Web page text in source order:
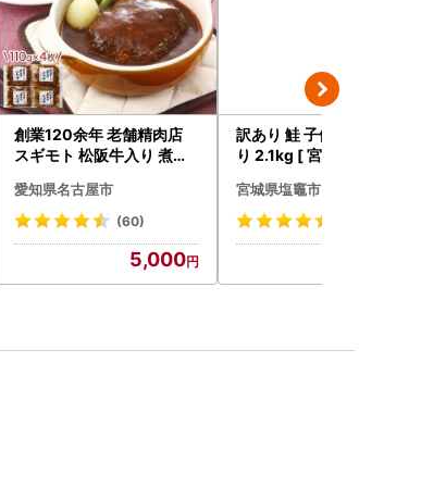
創業120余年 老舗精肉店
スギモト 松阪牛入り 煮込
惣菜 お取り寄せ グルメ ハ
ンバーグ 冷凍
愛知県名古屋市
(60)
5,000
訳あり 鮭 子供も安心 骨取
り 2.1kg [ 宮城県 塩竈市 ]
宮城県塩竈市